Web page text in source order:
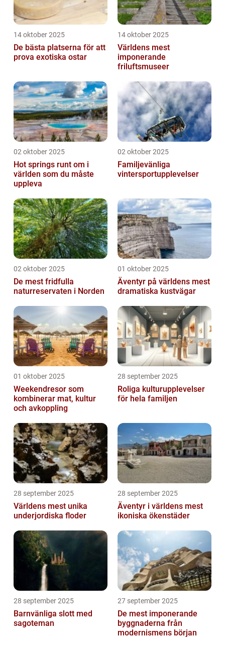
14 oktober 2025
De bästa platserna för att
prova exotiska ostar
14 oktober 2025
Världens mest
imponerande
friluftsmuseer
02 oktober 2025
Hot springs runt om i
världen som du måste
uppleva
02 oktober 2025
Familjevänliga
vintersportupplevelser
02 oktober 2025
De mest fridfulla
naturreservaten i Norden
01 oktober 2025
Äventyr på världens mest
dramatiska kustvägar
01 oktober 2025
Weekendresor som
kombinerar mat, kultur
och avkoppling
28 september 2025
Roliga kulturupplevelser
för hela familjen
28 september 2025
Världens mest unika
underjordiska floder
28 september 2025
Äventyr i världens mest
ikoniska ökenstäder
28 september 2025
Barnvänliga slott med
sagoteman
27 september 2025
De mest imponerande
byggnaderna från
modernismens början